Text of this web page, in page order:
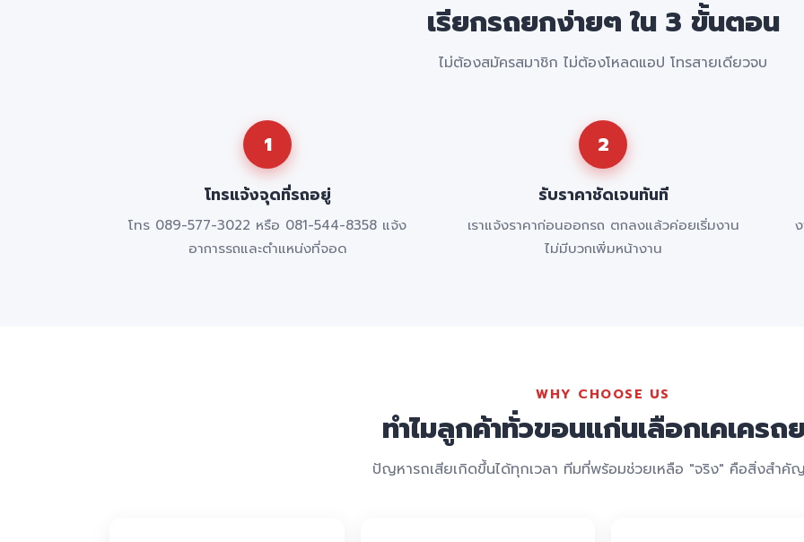
เรียกรถยกง่ายๆ ใน 3 ขั้นตอน
ไม่ต้องสมัครสมาชิก ไม่ต้องโหลดแอป โทรสายเดียวจบ
1
โทรแจ้งจุดที่รถอยู่
โทร 089-577-3022 หรือ 081-544-8358 แจ้ง
อาการรถและตำแหน่งที่จอด
2
รับราคาชัดเจนทันที
เราแจ้งราคาก่อนออกรถ ตกลงแล้วค่อยเริ่มงาน
ไม่มีบวกเพิ่มหน้างาน
WHY CHOOSE US
ทำไมลูกค้าทั่วขอนแก่นเลือกเคเครถ
ปัญหารถเสียเกิดขึ้นได้ทุกเวลา ทีมที่พร้อมช่วยเหลือ "จริง" คือสิ่งสำคั